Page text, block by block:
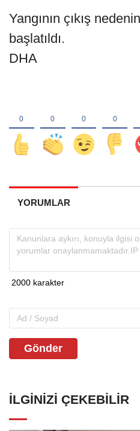
Yangının çıkış
başlatıldı.
DHA
YORUMLAR
Gönder
İLGINIZI ÇEKEBILIR